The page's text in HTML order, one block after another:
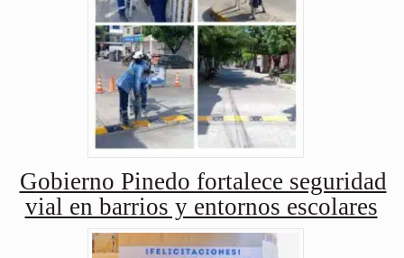
Gobierno Pinedo fortalece seguridad
vial en barrios y entornos escolares